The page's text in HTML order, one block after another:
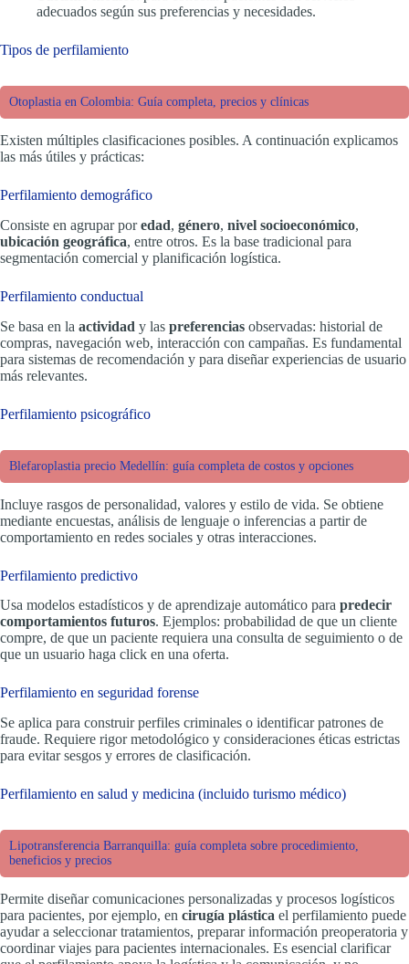
adecuados según sus preferencias y necesidades.
Tipos de perfilamiento
Otoplastia en Colombia: Guía completa, precios y clínicas
Existen múltiples clasificaciones posibles. A continuación explicamos
las más útiles y prácticas:
Perfilamiento demográfico
Consiste en agrupar poredad, género, nivel socioeconómico,
ubicación geográfica, entre otros. Es la base tradicional para
segmentación comercial y planificación logística.
Perfilamiento conductual
Se basa en la actividad y las preferencias observadas: historial de
compras, navegación web, interacción con campañas. Es fundamental
para sistemas de recomendación y para diseñar experiencias de usuario
más relevantes.
Perfilamiento psicográfico
Blefaroplastia precio Medellín: guía completa de costos y opciones
Incluye rasgos de personalidad, valores y estilo de vida. Se obtiene
mediante encuestas, análisis de lenguaje o inferencias a partir de
comportamiento en redes sociales y otras interacciones.
Perfilamiento predictivo
Usa modelos estadísticos y de aprendizaje automático para predecir
comportamientos futuros. Ejemplos: probabilidad de que un cliente
compre, de que un paciente requiera una consulta de seguimiento o de
que un usuario haga click en una oferta.
Perfilamiento en seguridad forense
Se aplica para construir perfiles criminales o identificar patrones de
fraude. Requiere rigor metodológico y consideraciones éticas estrictas
para evitar sesgos y errores de clasificación.
Perfilamiento en salud y medicina (incluido turismo médico)
Lipotransferencia Barranquilla: guía completa sobre procedimiento,
beneficios y precios
Permite diseñar comunicaciones personalizadas y procesos logísticos
para pacientes, por ejemplo, en cirugía plástica el perfilamiento puede
ayudar a seleccionar tratamientos, preparar información preoperatoria y
coordinar viajes para pacientes internacionales. Es esencial clarificar